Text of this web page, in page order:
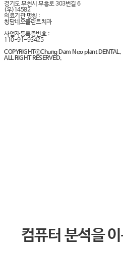
경기도 부천시 부흥로 303번길 6
(우)14582
의료기관 명칭 :
청담네오플란트치과
사업자등록증번호 :
110-91-93425
COPYRIGHTⓒChung Dam Neo plant DENTAL.
ALL RIGHT RESERVED.
컴퓨터 분석을